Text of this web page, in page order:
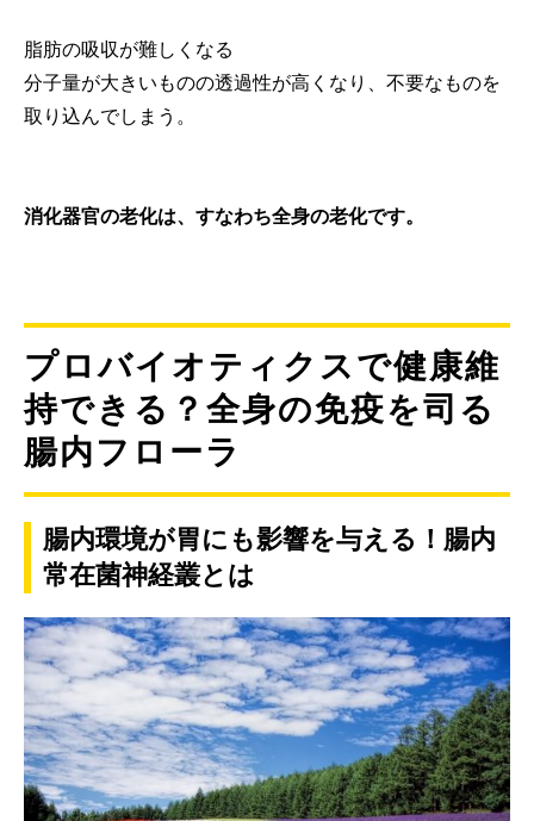
脂肪の吸収が難しくなる
分子量が大きいものの透過性が高くなり、不要なものを
取り込んでしまう。
消化器官の老化は、すなわち全身の老化です。
プロバイオティクスで健康維
持できる？全身の免疫を司る
腸内フローラ
腸内環境が胃にも影響を与える！腸内
常在菌神経叢とは